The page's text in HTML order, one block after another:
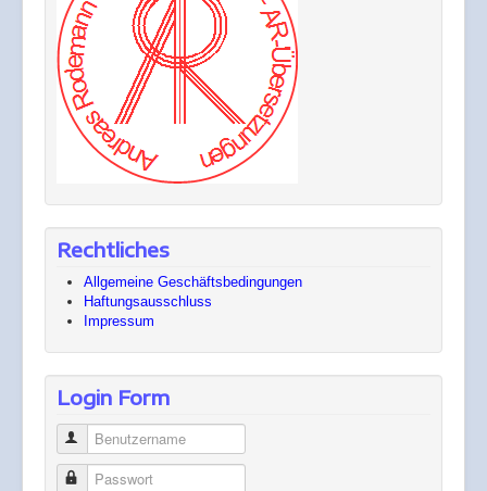
Rechtliches
Allgemeine Geschäftsbedingungen
Haftungsausschluss
Impressum
Login Form
Benutzername
Passwort